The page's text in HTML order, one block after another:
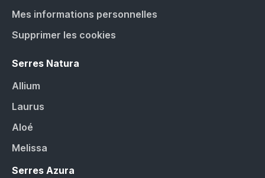
Mes informations personnelles
Supprimer les cookies
Serres Natura
Allium
Laurus
Aloé
Melissa
Serres Azura